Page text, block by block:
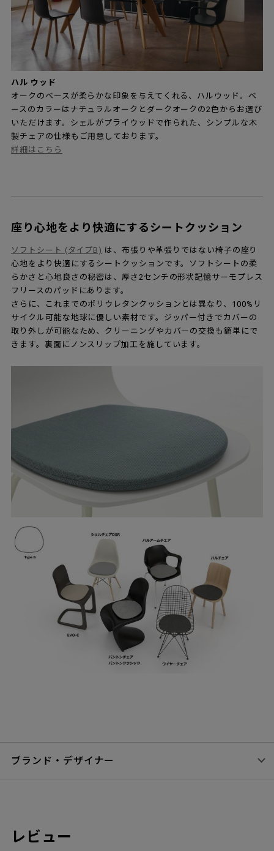
ハル ウッド
オークのベースが柔らかな印象を与えてくれる、ハルウッド。ベ
ースのカラーはナチュラルオークとダークオークの2色からお選び
いただけます。シェルがプライウッドで作られた、シンプルな木
製チェアの仕様もご用意しております。
詳細はこちら
座り心地をより快適にするシートクッション
ソフトシート (タイプB) は、布張りや革張りではない椅子の座り
心地をより快適にするシートクッションです。ソフトシートの柔
らかさと心地良さの秘密は、厚さ2センチの形状記憶サーモプレス
フリースのパッドにあります。
さらに、これまでのポリウレタンクッションとは異なり、100%リ
サイクル可能な地球に優しい素材です。ジッパー付きでカバーの
取り外しが可能なため、クリーニングやカバーの交換も簡単にで
きます。裏面にノンスリップ加工を施しています。
ブランド・デザイナー
レビュー